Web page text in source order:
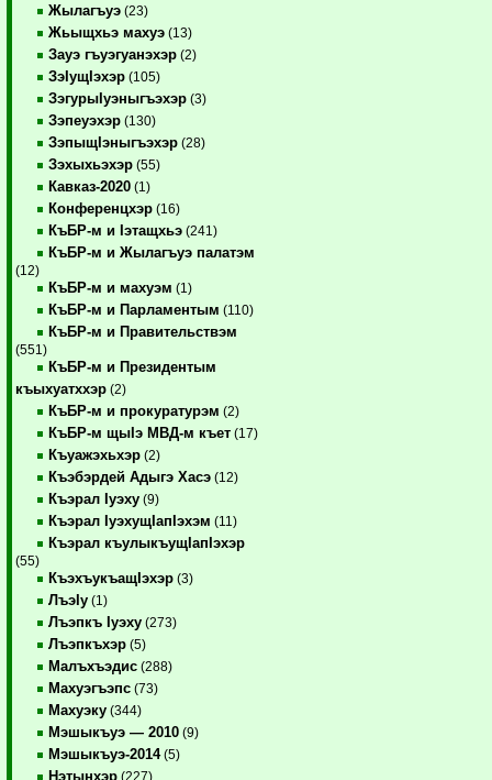
Жылагъуэ (23)
Жьыщхьэ махуэ (13)
Зауэ гъуэгуанэхэр (2)
ЗэIущIэхэр (105)
ЗэгурыIуэныгъэхэр (3)
Зэпеуэхэр (130)
ЗэпыщIэныгъэхэр (28)
Зэхыхьэхэр (55)
Кавказ-2020 (1)
Конференцхэр (16)
КъБР-м и Iэтащхьэ (241)
КъБР-м и Жылагъуэ палатэм
(12)
КъБР-м и махуэм (1)
КъБР-м и Парламентым (110)
КъБР-м и Правительствэм
(551)
КъБР-м и Президентым
къыхуатххэр (2)
КъБР-м и прокуратурэм (2)
КъБР-м щыIэ МВД-м къет (17)
Къуажэхьхэр (2)
Къэбэрдей Адыгэ Хасэ (12)
Къэрал Iуэху (9)
Къэрал IуэхущIапIэхэм (11)
Къэрал къулыкъущIапIэхэр
(55)
КъэхъукъащIэхэр (3)
ЛъэIу (1)
Лъэпкъ Iуэху (273)
Лъэпкъхэр (5)
Малъхъэдис (288)
Махуэгъэпс (73)
Махуэку (344)
Мэшыкъуэ — 2010 (9)
Мэшыкъуэ-2014(5)
Нэтынхэр (227)